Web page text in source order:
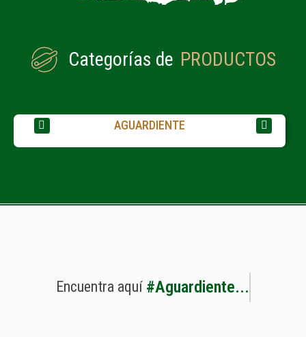
Categorías de PRODUCTOS
AGUARDIENTE
Encuentra aquí #Aguardiente...